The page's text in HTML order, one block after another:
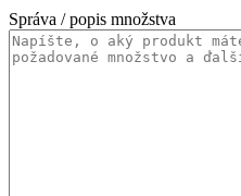
Správa / popis množstva